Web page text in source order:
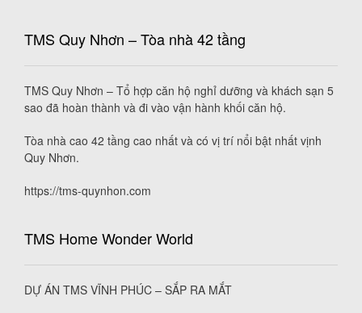
TMS Quy Nhơn – Tòa nhà 42 tầng
TMS Quy Nhơn – Tổ hợp căn hộ nghỉ dưỡng và khách sạn 5
sao đã hoàn thành và đi vào vận hành khối căn hộ.
Tòa nhà cao 42 tầng cao nhất và có vị trí nổi bật nhất vịnh
Quy Nhơn.
https://tms-quynhon.com
TMS Home Wonder World
DỰ ÁN TMS VĨNH PHÚC – SẮP RA MẮT